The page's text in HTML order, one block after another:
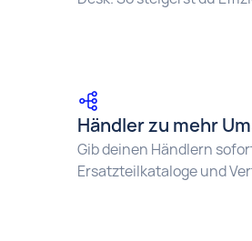
Händler zu mehr
Gib deinen Händlern
Ersatzteilkataloge und